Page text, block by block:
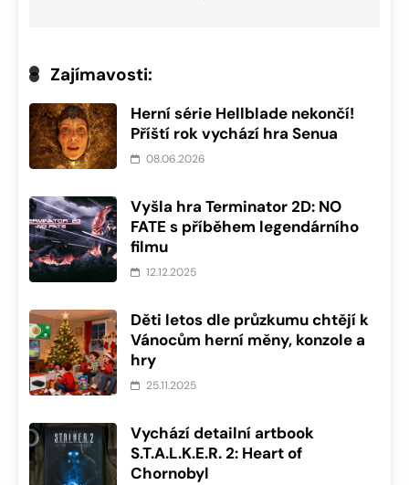
Zajímavosti:
Herní série Hellblade nekončí!
Příští rok vychází hra Senua
08.06.2026
Vyšla hra Terminator 2D: NO
FATE s příběhem legendárního
filmu
12.12.2025
Děti letos dle průzkumu chtějí k
Vánocům herní měny, konzole a
hry
25.11.2025
Vychází detailní artbook
S.T.A.L.K.E.R. 2: Heart of
Chornobyl